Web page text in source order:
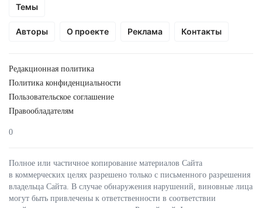
Темы
Авторы О проекте Реклама Контакты
Редакционная политика
Политика конфиденциальности
Пользовательское соглашение
Правообладателям
0
Полное или частичное копирование материалов Сайта
в коммерческих целях разрешено только с письменного разрешения
владельца Сайта. В случае обнаружения нарушений, виновные лица
могут быть привлечены к ответственности в соответствии